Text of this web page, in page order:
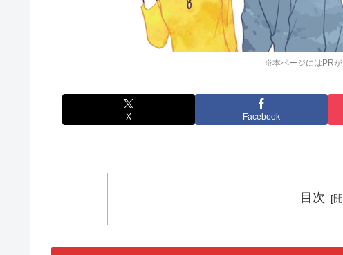
※本ページにはPRが
X Facebook
目次